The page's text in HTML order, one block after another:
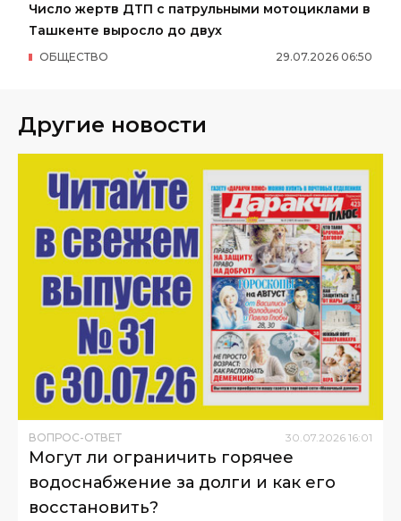
Число жертв ДТП с патрульными мотоциклами в
Ташкенте выросло до двух
29.07.2026 06:50
ОБЩЕСТВО
Другие новости
ВОПРОС-ОТВЕТ 30 07 2026 16:01
Могут ли ограничить горячее
водоснабжение за долги и как его
восстановить?